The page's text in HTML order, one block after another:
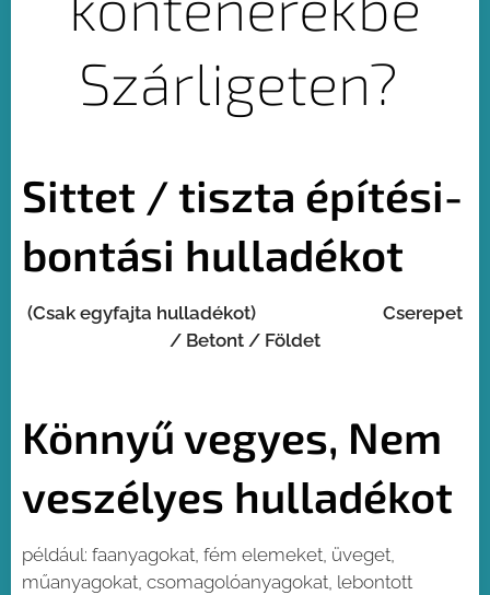
Szárligeten?
Sittet / tiszta építési-
bontási hulladékot
(Csak egyfajta hulladékot) Cserepet
/ Betont / Földet
Könnyű vegyes, Nem
veszélyes hulladékot
például: faanyagokat, fém elemeket, üveget,
műanyagokat, csomagolóanyagokat, lebontott